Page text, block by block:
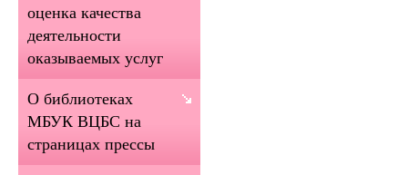
оценка качества
деятельности
оказываемых услуг
О библиотеках
МБУК ВЦБС на
страницах прессы